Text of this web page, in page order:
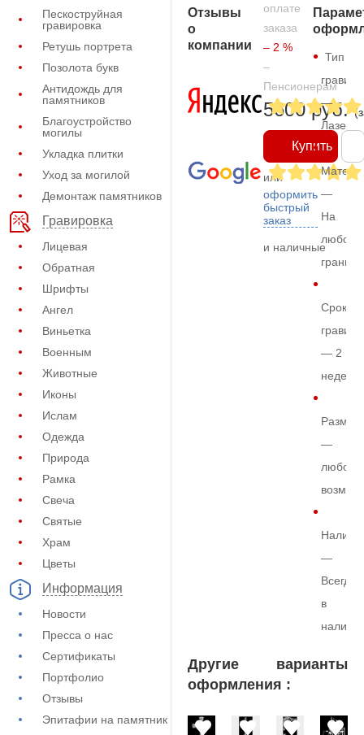
Пескоструйная
гравировка
Ретушь портрета
Позолота букв
Антидождь для
памятников
Благоустройство
могилы
Укладка плитки
Уход за могилой
Демонтаж памятников
Гравировка
Лицевая
Обратная
Шрифты
Ангел
Виньетка
Военным
Животные
Иконы
Ислам
Одежда
Природа
Рамка
Свеча
Святые
Храм
Цветы
Информация
Новости
Пресса о нас
Сертификаты
Портфолио
Отзывы
Эпитафии на памятник
Отзывы
о
компании
оплате
заказа
– 2 %
–
Пенсионерам
5600 руб.
Купить
или
оформить
быстрый
заказ
и наличные
Тип
—
—
На
любом
граните
Срок
— 2
недели
Размер
—
любой
—
Всегда
в
Другие варианты
оформления :